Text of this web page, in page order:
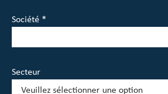
Société *
Secteur